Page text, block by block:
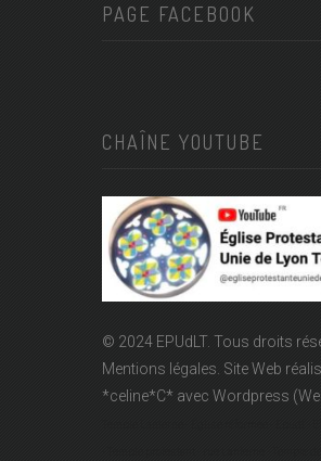
PAGE FACEBOOK
CHAÎNE YOUTUBE
© 2024 EPUdLT. Tous droits
Mentions légales. Site Web
*celine*C* avec Wordpress